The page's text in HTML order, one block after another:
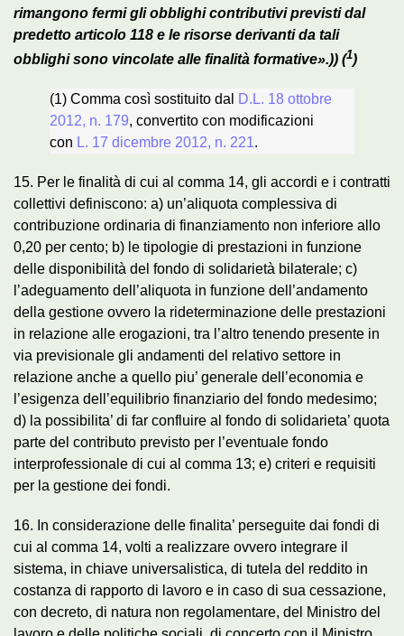
rimangono fermi gli obblighi contributivi previsti dal
predetto articolo 118 e le risorse derivanti da tali
obblighi sono vincolate alle finalità formative».)) (1)
(1) Comma così sostituito dal
D.L. 18 ottobre
2012, n. 179, convertito con modificazioni
con L. 17 dicembre 2012, n. 221.
15. Per le finalità di cui al comma 14, gli accordi e i contratti
collettivi definiscono: a) un’aliquota complessiva di
contribuzione ordinaria di finanziamento non inferiore allo
0,20 per cento; b) le tipologie di prestazioni in funzione
delle disponibilità del fondo di solidarietà bilaterale; c)
l’adeguamento dell’aliquota in funzione dell’andamento
della gestione ovvero la rideterminazione delle prestazioni
in relazione alle erogazioni, tra l’altro tenendo presente in
via previsionale gli andamenti del relativo settore in
relazione anche a quello piu’ generale dell’economia e
l’esigenza dell’equilibrio finanziario del fondo medesimo;
d) la possibilita’ di far confluire al fondo di solidarieta’ quota
parte del contributo previsto per l’eventuale fondo
interprofessionale di cui al comma 13; e) criteri e requisiti
per la gestione dei fondi.
16. In considerazione delle finalita’ perseguite dai fondi di
cui al comma 14, volti a realizzare ovvero integrare il
sistema, in chiave universalistica, di tutela del reddito in
costanza di rapporto di lavoro e in caso di sua cessazione,
con decreto, di natura non regolamentare, del Ministro del